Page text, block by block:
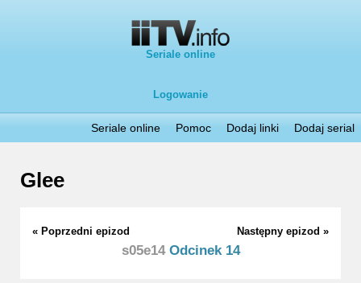
Seriale online
Logowanie
Seriale online Pomoc Dodaj linki Dodaj serial
Glee
« Poprzedni epizod Następny epizod »
s05e14Odcinek 14